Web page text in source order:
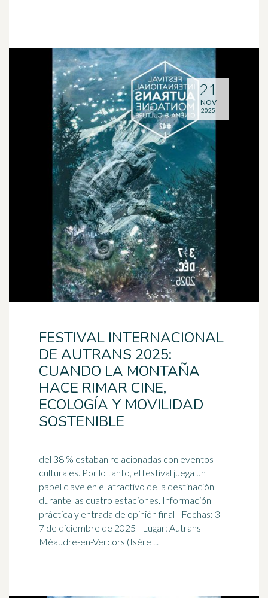
FESTIVAL INTERNACIONAL
DE AUTRANS 2025:
CUANDO LA MONTAÑA
HACE RIMAR CINE,
ECOLOGÍA Y MOVILIDAD
SOSTENIBLE
del 38 % estaban relacionadas con eventos
culturales. Por lo tanto, el festival juega un
papel clave en el atractivo de la destinación
durante las cuatro estaciones. Información
práctica y entrada de opinión final - Fechas: 3 -
7 de diciembre de 2025 - Lugar: Autrans-
Méaudre-en-Vercors (Isère ...
21
NOV
2025